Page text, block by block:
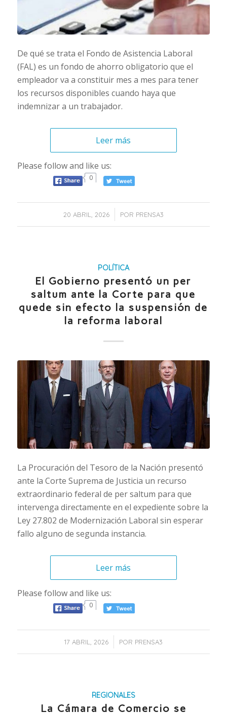
De qué se trata el Fondo de Asistencia Laboral
(FAL) es un fondo de ahorro obligatorio que el
empleador va a constituir mes a mes para tener
los recursos disponibles cuando haya que
indemnizar a un trabajador.
Leer más
Please follow and like us:
0
20 ABRIL, 2026
/ POR PRENSA3
POLÍTICA
El Gobierno presentó un per
saltum ante la Corte para que
quede sin efecto la suspensión de
la reforma laboral
La Procuración del Tesoro de la Nación presentó
ante la Corte Suprema de Justicia un recurso
extraordinario federal de per saltum para que
intervenga directamente en el expediente sobre la
Ley 27.802 de Modernización Laboral sin esperar
fallo alguno de segunda instancia.
Leer más
Please follow and like us:
0
17 ABRIL, 2026
/ POR PRENSA3
REGIONALES
La Cámara de Comercio se